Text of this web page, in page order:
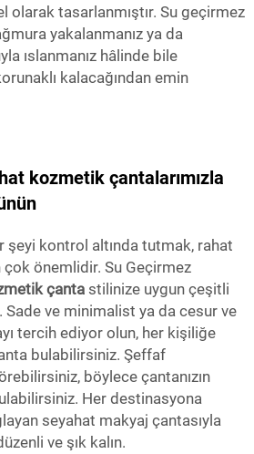
olarak tasarlanmıştır. Su geçirmez
yakalanmanız ya da
ıslanmanız hâlinde bile
kalacağından emin
kozmetik çantalarımızla
şeyi kontrol altında tutmak, rahat
çok önemlidir. Su Geçirmez
çanta stilinize uygun çeşitli
Sade ve minimalist ya da cesur ve
tercih ediyor olun, her kişiliğe
bulabilirsiniz. Şeffaf
böylece çantanızın
Her destinasyona
seyahat makyaj çantasıyla
ve şık kalın.